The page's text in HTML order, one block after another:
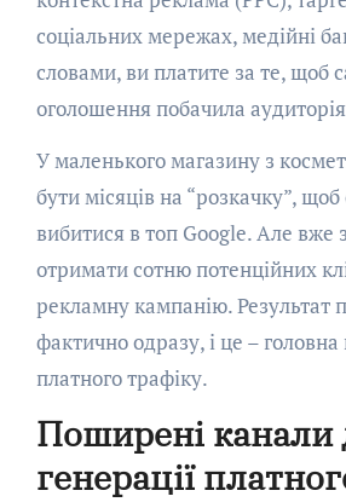
соціальних мережах, медійні
словами, ви платите за те, щоб
оголошення побачила
У маленького магазину з
бути місяців на “розкачку”, щоб
вибитися в топ Google. Але вже
отримати сотню потенційних
рекламну кампанію. Результат
фактично одразу, і це – головна
платного трафіку.
Поширені канали
генерації